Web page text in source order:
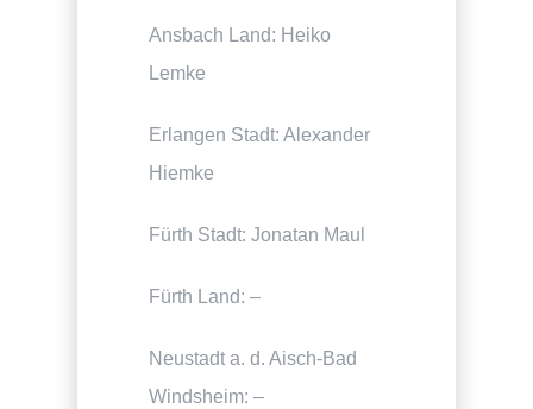
Ansbach Land: Heiko
Lemke
Erlangen Stadt: Alexander
Hiemke
Fürth Stadt: Jonatan Maul
Fürth Land: –
Neustadt a. d. Aisch-Bad
Windsheim: –